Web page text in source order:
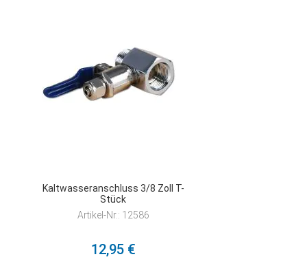
Kaltwasseranschluss 3/8 Zoll T-
Stück
Artikel-Nr.: 12586
12,95 €